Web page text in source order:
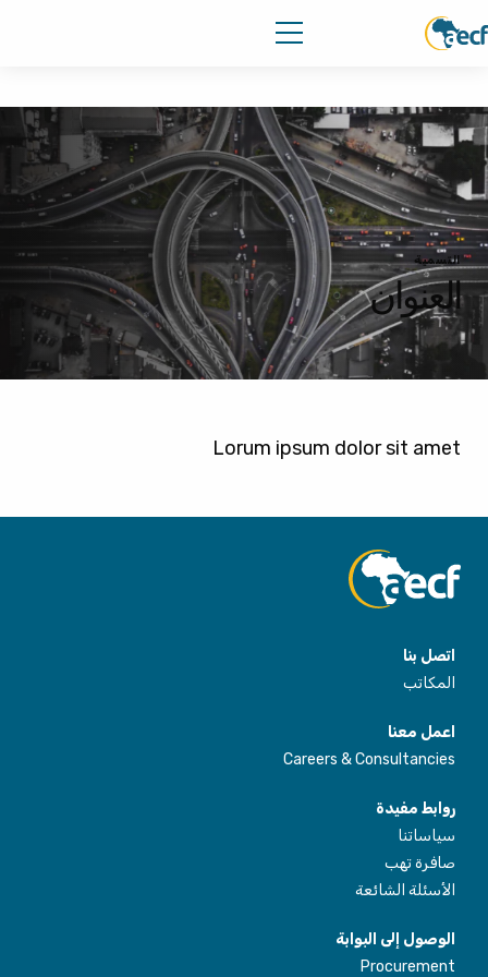
التسمية
العنوان
Lorum ipsum dolor sit amet
اتصل بنا
المكاتب
اعمل معنا
Careers & Consultancies
روابط مفيدة
سياساتنا
صافرة تهب
الأسئلة الشائعة
الوصول إلى البوابة
Procurement